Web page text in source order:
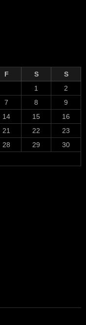
F S
S
1
2
7 8
9
14 15
16
21 22
23
28 29
30